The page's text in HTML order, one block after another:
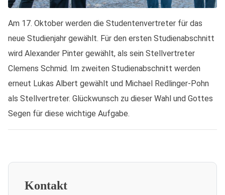
Am 17. Oktober werden die Studentenvertreter für das
neue Studienjahr gewählt. Für den ersten Studienabschnitt
wird Alexander Pinter gewählt, als sein Stellvertreter
Clemens Schmid. Im zweiten Studienabschnitt werden
erneut Lukas Albert gewählt und Michael Redlinger-Pohn
als Stellvertreter. Glückwunsch zu dieser Wahl und Gottes
Segen für diese wichtige Aufgabe.
Kontakt